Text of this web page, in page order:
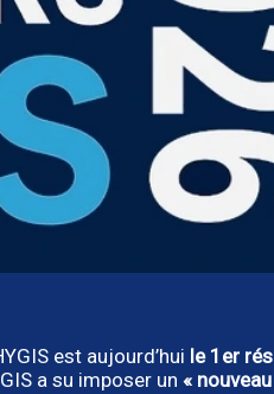
est aujourd’hui le 1er
a su imposer un «